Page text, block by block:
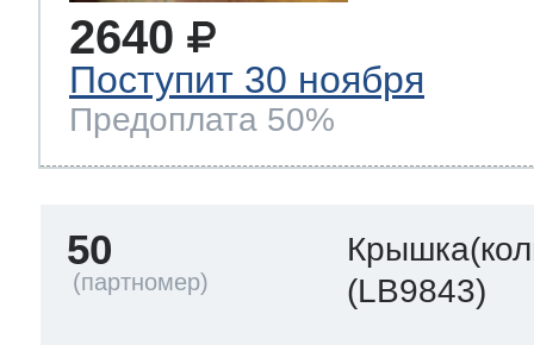
2640
Поступит 30 ноября
Предоплата 50%
50
(LB9843)